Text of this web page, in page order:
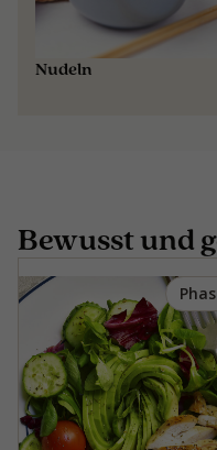
Nudeln
Bewusst und